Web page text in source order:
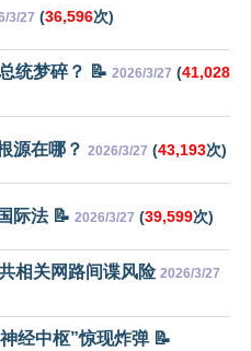
3/27 (36,596次)
统梦碎？ 📝 2026/3/27 (41,028
源在哪？ 2026/3/27 (43,193次)
际法 📝 2026/3/27 (39,599次)
相关网路间谍风险 2026/3/27
经中枢”惊现炸弹 📝